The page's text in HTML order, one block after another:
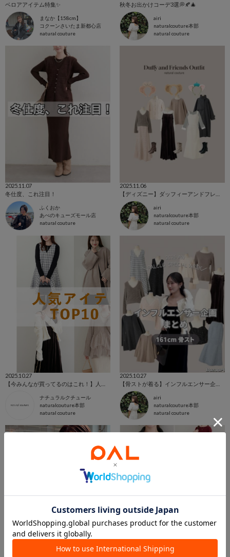
ベロアアイテム特集✨
まなか【158cm】
コクーンさいたま新都心店
natural couture
秋冬お出かけコーデ3選💭🍂🎄
airi
naturalcouture本部
natural couture
2025.11.07
冬仕度、これ注目！
ふくおか
あべのキューズモール店
natural couture
2025.11.06
airi
naturalcouture本部
natural couture
2025.10.27
ナチュラルクチュール
naturalcouture本部
natural couture
2025.10.27
airi
naturalcouture本部
natural couture